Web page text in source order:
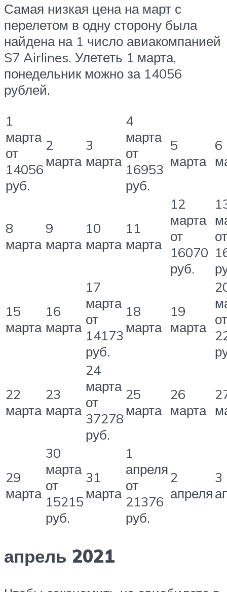
Самая низкая цена на март с
перелетом в одну сторону была
найдена на 1 число авиакомпанией
S7 Airlines. Улететь 1 марта,
понедельник можно за 14056
рублей.
1
марта
от
14056
руб.
2
марта
3
марта
4
марта
от
16953
руб.
5
марта
6
8
марта
9
марта
10
марта
11
марта
12
марта
от
16070
руб.
от
15
марта
16
марта
17
марта
от
14173
руб.
18
марта
19
марта от
22
марта
23
марта
24
марта
от
37278
руб.
25
марта
26
марта
29
марта
30
марта
от
15215
руб.
31
марта
1
апреля
от
21376
руб.
2
апреля
3
апрель 2021